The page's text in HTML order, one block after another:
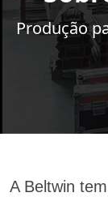
Produção
A Beltwin